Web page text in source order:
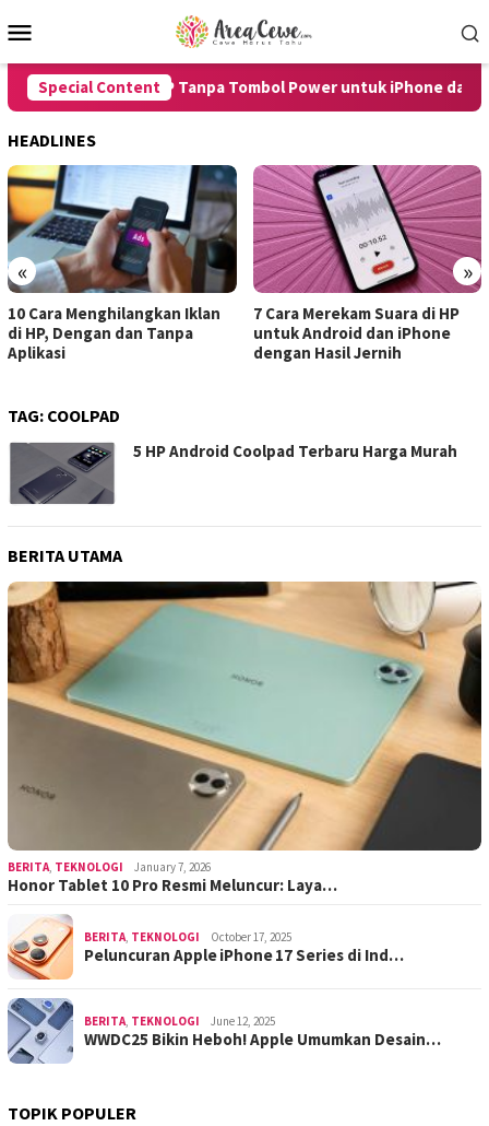
to
Menu
Special Content
8 Cara Restart HP Tanpa Tombol Power untuk iPhone dan
HEADLINES
« »
10 Cara Menghilangkan Iklan
di HP, Dengan dan Tanpa
Aplikasi
7 Cara Merekam Suara di HP
untuk Android dan iPhone
dengan Hasil Jernih
TAG: COOLPAD
5 HP Android Coolpad Terbaru Harga Murah
BERITA UTAMA
BERITA, TEKNOLOGI January 7, 2026
Honor Tablet 10 Pro Resmi Meluncur: Laya…
BERITA, TEKNOLOGI October 17, 2025
Peluncuran Apple iPhone 17 Series di Ind…
BERITA, TEKNOLOGI June 12, 2025
WWDC25 Bikin Heboh! Apple Umumkan Desain…
TOPIK POPULER